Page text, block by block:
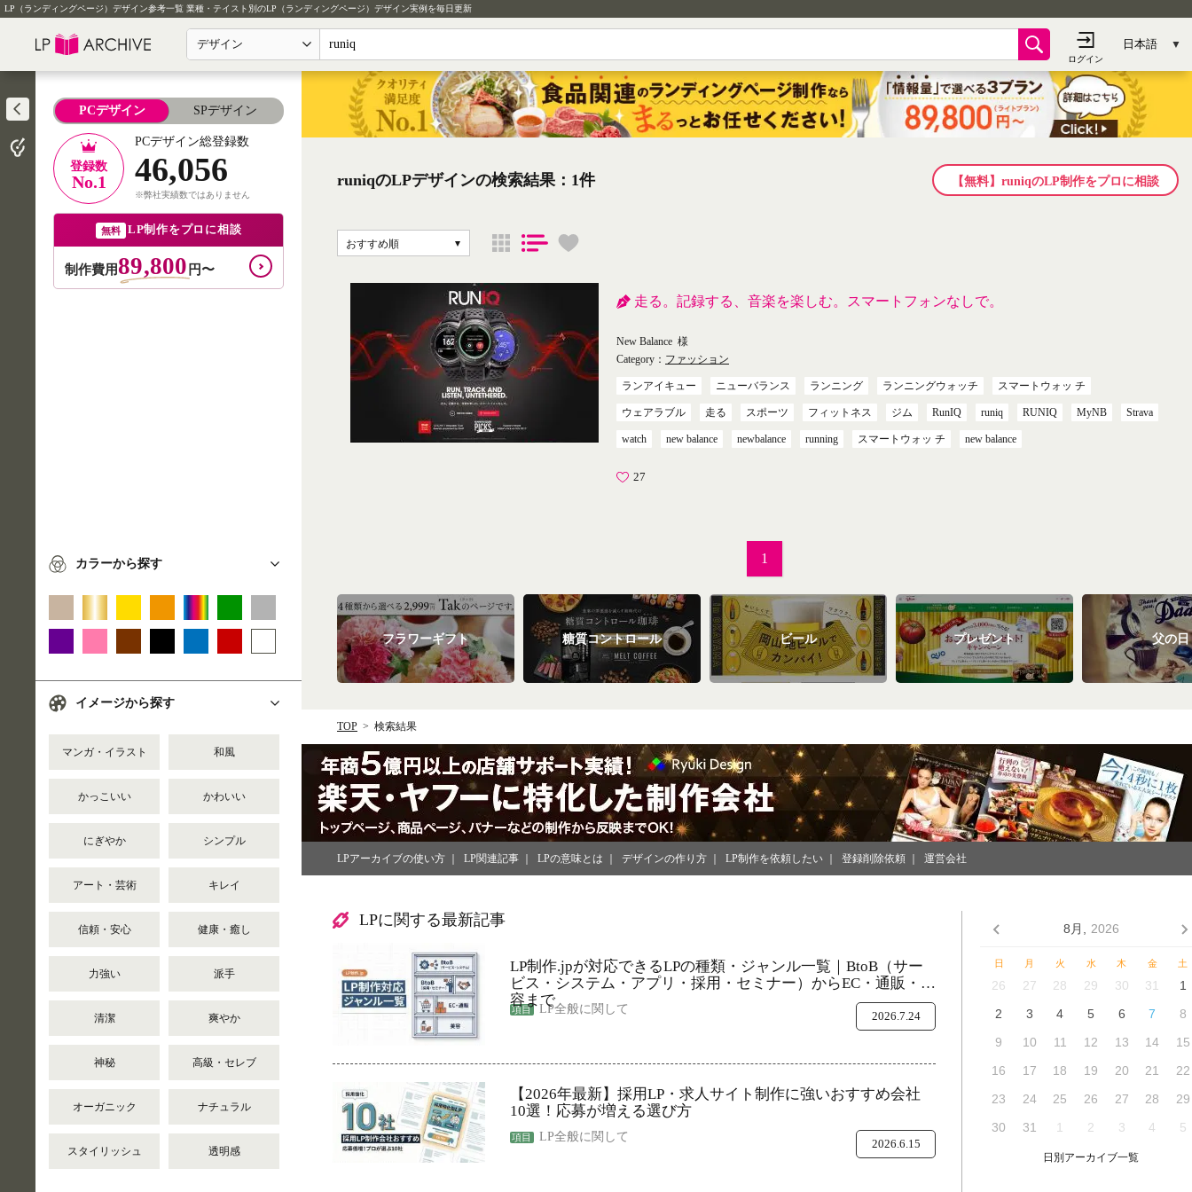
LP（ランディングページ）デザイン参考一覧 業種・テイスト別のLP（ランディングページ）デザイン実例を毎日更新
デザイン
PCデザイン SPデザイン
登録数
No.1
PCデザイン総登録数
46,056
※弊社実績数ではありません
無料 LP制作をプロに相談
制作費用89,800 円〜
カラーから探す
イメージから探す
マンガ・イラスト 和風
かっこいい かわいい
にぎやか シンプル
アート・芸術 キレイ
信頼・安心 健康・癒し
力強い 派手
清潔 爽やか
神秘 高級・セレブ
オーガニック ナチュラル
スタイリッシュ 透明感
runiqのLPデザインの検索結果：1件 【無料】runiqのLP制作をプロに相談
おすすめ順
走る。記録する、音楽を楽しむ。スマートフォンなしで。
New Balance 様
Category： ファッション
ランアイキュー ニューバランス ランニング ランニングウォッチ スマートウォッ チ
ウェアラブル 走る スポーツ フィットネス ジム RunIQ runiq RUNIQ MyNB Strava
watch new balance newbalance running スマートウォッ チ new balance
27
1
フラワーギフト 糖質コントロール ビール プレゼント 父の日
TOP 検索結果
LPアーカイブの使い方 LP関連記事 LPの意味とは デザインの作り方 LP制作を依頼したい 登録削除依頼 運営会社
LPに関する最新記事
LP制作.jpが対応できるLPの種類・ジャンル一覧｜BtoB（サー
ビス・システム・アプリ・採用・セミナー）からEC・通販・美
容まで
LP全般に関して
2026.7.24
【2026年最新】採用LP・求人サイト制作に強いおすすめ会社
10選！応募が増える選び方
LP全般に関して
2026.6.15
8月, 2026
日 月 火 水 木 金 土
26 27 28 29 30 31
1
2
3 4 5 6 7
8
9
10 11 12 13 14
15
16
17 18 19 20 21
22
23
24 25 26 27 28
29
30
31 1 2 3 4 5
日別アーカイブ一覧